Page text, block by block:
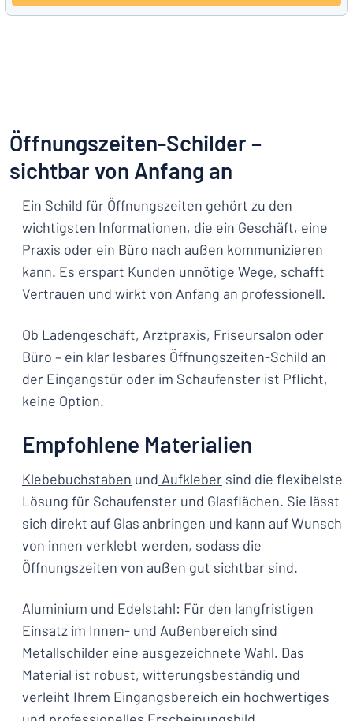
Öffnungszeiten-Schilder –
sichtbar von Anfang an
Ein Schild für Öffnungszeiten gehört zu den
wichtigsten Informationen, die ein Geschäft, eine
Praxis oder ein Büro nach außen kommunizieren
kann. Es erspart Kunden unnötige Wege, schafft
Vertrauen und wirkt von Anfang an professionell.
Ob Ladengeschäft, Arztpraxis, Friseursalon oder
Büro – ein klar lesbares Öffnungszeiten-Schild an
der Eingangstür oder im Schaufenster ist Pflicht,
keine Option.
Empfohlene Materialien
Klebebuchstaben und Aufkleber sind die flexibelste
Lösung für Schaufenster und Glasflächen. Sie lässt
sich direkt auf Glas anbringen und kann auf Wunsch
von innen verklebt werden, sodass die
Öffnungszeiten von außen gut sichtbar sind.
Aluminium und Edelstahl: Für den langfristigen
Einsatz im Innen- und Außenbereich sind
Metallschilder eine ausgezeichnete Wahl. Das
Material ist robust, witterungsbeständig und
verleiht Ihrem Eingangsbereich ein hochwertiges